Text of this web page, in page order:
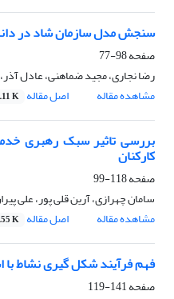
سنجش مدل سازمان شاد در
صفحه98-77
رضا نجاری، مجید ضماهنی، عادل
مشاهده مقاله
اصل مقاله K
بررسی تاثیر سبک رهبری
کارکنان
صفحه118-99
سامان چهرازی، آرین قلی پور، علی
مشاهده مقاله
اصل مقاله K
فهم فرآیند شکل گیری نشاط با
صفحه141-119